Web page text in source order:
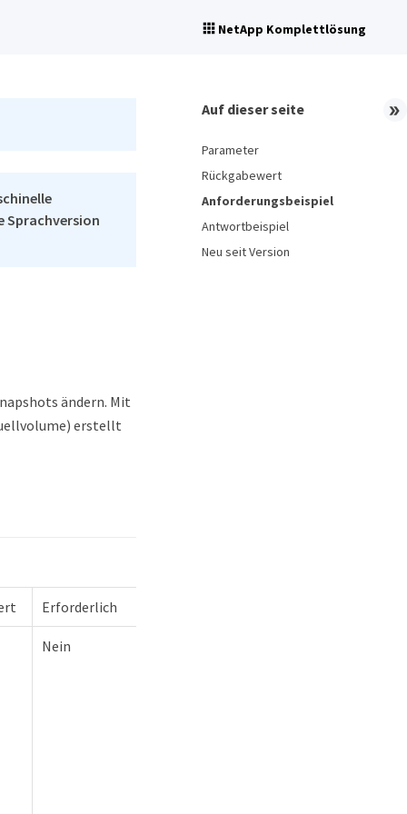
NetApp Komplettlösung
Sprachversion
ändern. Mit
erstellt
Erforderlich
Nein
Auf dieser seite
Parameter
Rückgabewert
Anforderungsbeispiel
Antwortbeispiel
Neu seit Version